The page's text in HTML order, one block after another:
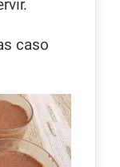
caso